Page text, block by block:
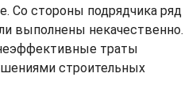
Со стороны подрядчика ряд
выполнены некачественно.
траты
строительных